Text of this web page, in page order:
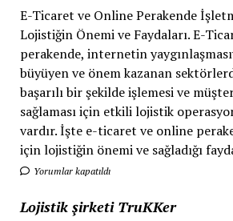
E-Ticaret ve Online Perakende
Lojistiğin Önemi ve Faydaları. E-
perakende, internetin
büyüyen ve önem kazanan
başarılı bir şekilde işlemesi ve
sağlaması için etkili lojistik
vardır. İşte e-ticaret ve online
için lojistiğin önemi ve sağladığı
Yorumlar kapatıldı
Lojistik şirketi TruKKer